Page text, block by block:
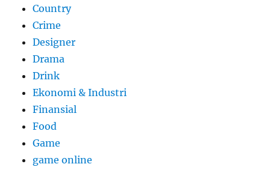
Country
Crime
Designer
Drama
Drink
Ekonomi & Industri
Finansial
Food
Game
game online